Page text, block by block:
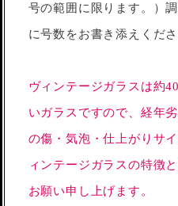
号の範囲に限ります。）
に号数をお書き添えくださ
ヴィンテージガラスは約
いガラスですので、経年
の傷・気泡・仕上がりサ
ィンテージガラスの特徴
お願い申し上げます。